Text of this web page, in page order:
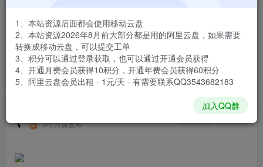
免费
登录购买
安装包大小
游戏本体大小
130.71 GB
9个月前发布
1、本站资源后面都会使用移动云盘
2、本站资源2026年8月前大部分都是用的阿里云盘，如果需要
转换成移动云盘，可以提交工单
3、积分可以通过登录获取，也可以通过开通会员获得
4、开通月费会员获得10积分，开通年费会员获得60积分
5、阿里云盘会员出租 - 1元/天 - 有需要联系QQ3543682183
加入QQ群